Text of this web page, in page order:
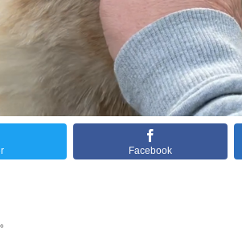
Facebook